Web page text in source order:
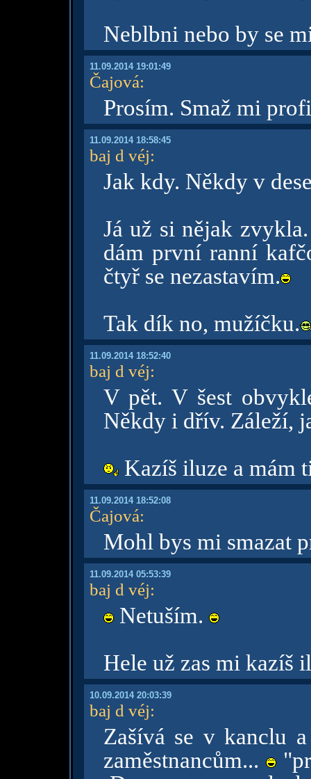
Neblbni nebo by se
11.09.2014 19:01:49
Čajová:
Prosím. Smaž mi
11.09.2014 18:58:45
baj d véj:
Jak kdy. Někdy v
Já už si nějak
dám první ranní
čtyř se nezastavím.
Tak dík no, mužíčku.
11.09.2014 18:52:40
baj d véj:
V pět. V šest
Někdy i dřív. Záleží,
Kazíš iluze a mám
11.09.2014 18:52:08
Čajová:
Mohl bys mi smazat
11.09.2014 05:53:39
baj d véj:
Netuším.
Hele už zas mi kazíš
10.09.2014 20:03:39
baj d véj:
Zašívá se v kanclu
zaměstnancům...